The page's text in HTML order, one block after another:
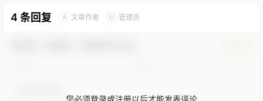
4 条回复 A 文章作者 M 管理员
您必须登录或注册以后才能发表评论